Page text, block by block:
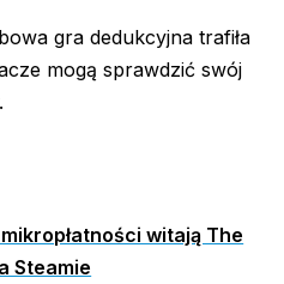
gra dedukcyjna trafiła
mogą sprawdzić swój
witają The
Steamie